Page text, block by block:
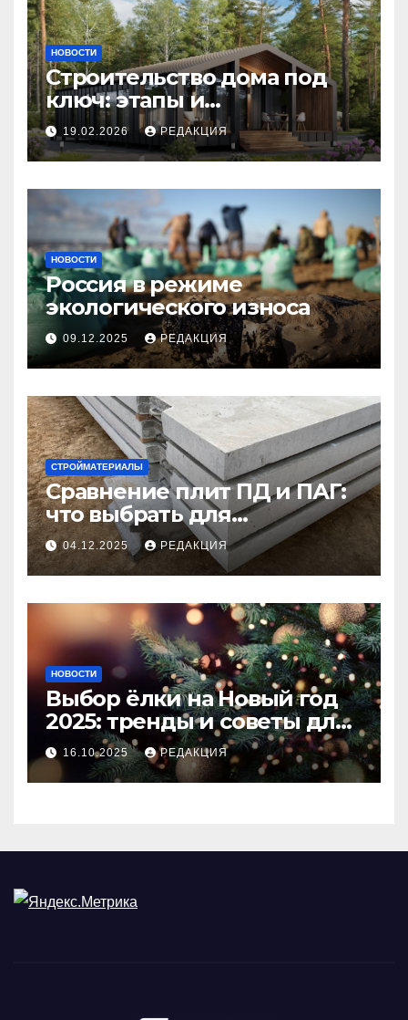
НОВОСТИ
Строительство дома под
ключ: этапы и
планирование бюджета
19.02.2026 РЕДАКЦИЯ
НОВОСТИ
Россия в режиме
экологического износа
09.12.2025 РЕДАКЦИЯ
СТРОЙМАТЕРИАЛЫ
Сравнение плит ПД и ПАГ:
что выбрать для
долговечного и прочного
покрытия
04.12.2025 РЕДАКЦИЯ
НОВОСТИ
Выбор ёлки на Новый год
2025: тренды и советы для
идеального праздника
16.10.2025 РЕДАКЦИЯ